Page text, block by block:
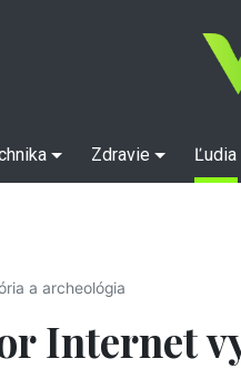
Zdravie Ľudia
a archeológia
Internet